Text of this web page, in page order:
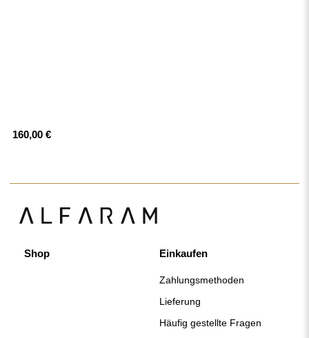
160,00 €
Shop Einkaufen
Zahlungsmethoden
Lieferung
Häufig gestellte Fragen